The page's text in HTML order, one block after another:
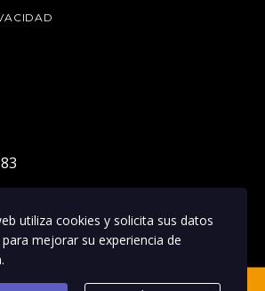
utiliza cookies y solicita sus datos
mejorar su experiencia de